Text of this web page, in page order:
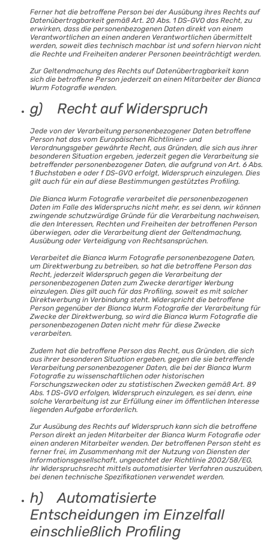
Ferner hat die betroffene Person bei der Ausübung ihres Rechts auf
Datenübertragbarkeit gemäß Art. 20 Abs. 1 DS-GVO das Recht, zu
erwirken, dass die personenbezogenen Daten direkt von einem
Verantwortlichen an einen anderen Verantwortlichen übermittelt
werden, soweit dies technisch machbar ist und sofern hiervon nicht
die Rechte und Freiheiten anderer Personen beeinträchtigt werden.
Zur Geltendmachung des Rechts auf Datenübertragbarkeit kann
sich die betroffene Person jederzeit an einen Mitarbeiter der Bianca
Wurm Fotografie wenden.
g) Recht auf Widerspruch
Jede von der Verarbeitung personenbezogener Daten betroffene
Person hat das vom Europäischen Richtlinien- und
Verordnungsgeber gewährte Recht, aus Gründen, die sich aus ihrer
besonderen Situation ergeben, jederzeit gegen die Verarbeitung sie
betreffender personenbezogener Daten, die aufgrund von Art. 6 Abs.
1 Buchstaben e oder f DS-GVO erfolgt, Widerspruch einzulegen. Dies
gilt auch für ein auf diese Bestimmungen gestütztes Profiling.
Die Bianca Wurm Fotografie verarbeitet die personenbezogenen
Daten im Falle des Widerspruchs nicht mehr, es sei denn, wir können
zwingende schutzwürdige Gründe für die Verarbeitung nachweisen,
die den Interessen, Rechten und Freiheiten der betroffenen Person
überwiegen, oder die Verarbeitung dient der Geltendmachung,
Ausübung oder Verteidigung von Rechtsansprüchen.
Verarbeitet die Bianca Wurm Fotografie personenbezogene Daten,
um Direktwerbung zu betreiben, so hat die betroffene Person das
Recht, jederzeit Widerspruch gegen die Verarbeitung der
personenbezogenen Daten zum Zwecke derartiger Werbung
einzulegen. Dies gilt auch für das Profiling, soweit es mit solcher
Direktwerbung in Verbindung steht. Widerspricht die betroffene
Person gegenüber der Bianca Wurm Fotografie der Verarbeitung für
Zwecke der Direktwerbung, so wird die Bianca Wurm Fotografie die
personenbezogenen Daten nicht mehr für diese Zwecke
verarbeiten.
Zudem hat die betroffene Person das Recht, aus Gründen, die sich
aus ihrer besonderen Situation ergeben, gegen die sie betreffende
Verarbeitung personenbezogener Daten, die bei der Bianca Wurm
Fotografie zu wissenschaftlichen oder historischen
Forschungszwecken oder zu statistischen Zwecken gemäß Art. 89
Abs. 1 DS-GVO erfolgen, Widerspruch einzulegen, es sei denn, eine
solche Verarbeitung ist zur Erfüllung einer im öffentlichen Interesse
liegenden Aufgabe erforderlich.
Zur Ausübung des Rechts auf Widerspruch kann sich die betroffene
Person direkt an jeden Mitarbeiter der Bianca Wurm Fotografie oder
einen anderen Mitarbeiter wenden. Der betroffenen Person steht es
ferner frei, im Zusammenhang mit der Nutzung von Diensten der
Informationsgesellschaft, ungeachtet der Richtlinie 2002/58/EG,
ihr Widerspruchsrecht mittels automatisierter Verfahren auszuüben,
bei denen technische Spezifikationen verwendet werden.
h) Automatisierte
Entscheidungen im Einzelfall
einschließlich Profiling